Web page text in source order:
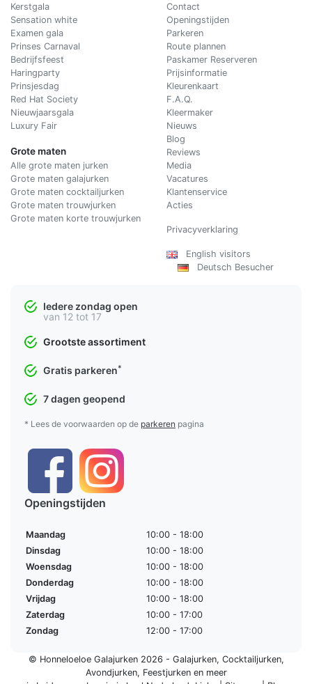
Kerstgala
Sensation white
Examen gala
Prinses Carnaval
Bedrijfsfeest
Haringparty
Prinsjesdag
Red Hat Society
Nieuwjaarsgala
Luxury Fair
Grote maten
Alle grote maten jurken
Grote maten galajurken
Grote maten cocktailjurken
Grote maten trouwjurken
Grote maten korte trouwjurken
Contact
Openingstijden
Parkeren
Route plannen
Paskamer Reserveren
Prijsinformatie
Kleurenkaart
F.A.Q.
Kleermaker
Nieuws
Blog
Reviews
Media
Vacatures
Klantenservice
Acties
Privacyverklaring
English visitors
Deutsch Besucher
Iedere zondag open
van 12 tot 17
Grootste assortiment
Gratis parkeren*
7 dagen geopend
* Lees de voorwaarden op de parkeren pagina
Openingstijden
Maandag
10:00 - 18:00
Dinsdag
10:00 - 18:00
Woensdag
10:00 - 18:00
Donderdag
10:00 - 18:00
Vrijdag
10:00 - 18:00
Zaterdag
10:00 - 17:00
Zondag
12:00 - 17:00
© Honneloeloe Galajurken 2026 - Galajurken, Cocktailjurken,
Avondjurken, Feestjurkenen meer